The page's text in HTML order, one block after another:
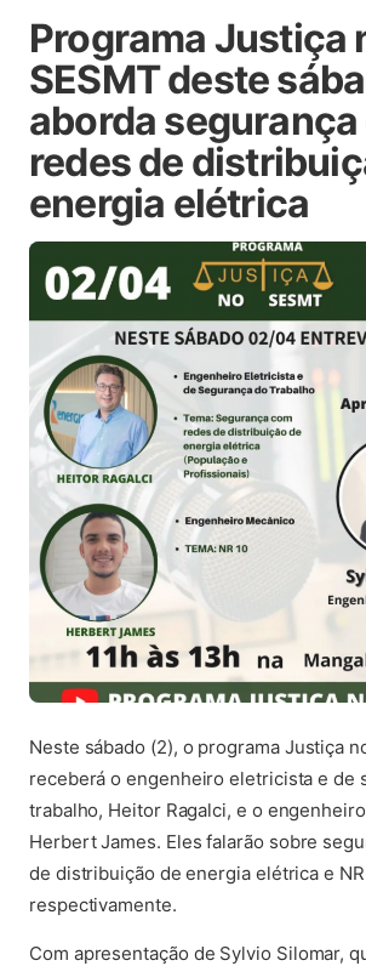
Programa Justiça
SESMT deste
aborda segurança
redes de
energia elétrica
Neste sábado (2), o programa Justiça
receberá o engenheiro eletricista e de
trabalho, Heitor Ragalci, e o
Herbert James. Eles falarão sobre
de distribuição de energia elétrica e NR
respectivamente.
Com apresentação de Sylvio Silomar,